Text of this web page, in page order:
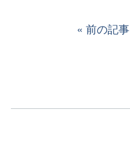
前の記事